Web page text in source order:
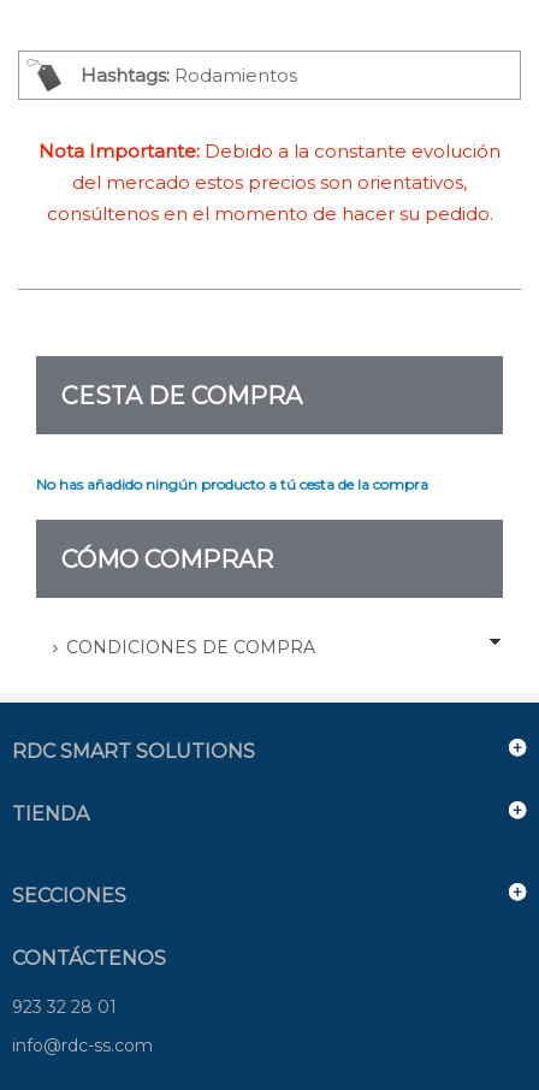
Hashtags: Rodamientos
Nota Importante: Debido a la constante evolución
del mercado estos precios son orientativos,
consúltenos en el momento de hacer su pedido.
CESTA DE COMPRA
No has añadido ningún producto a tú cesta de la compra
CÓMO COMPRAR
CONDICIONES DE COMPRA
RDC SMART SOLUTIONS
TIENDA
SECCIONES
CONTÁCTENOS
923 32 28 01
info@rdc-ss.com